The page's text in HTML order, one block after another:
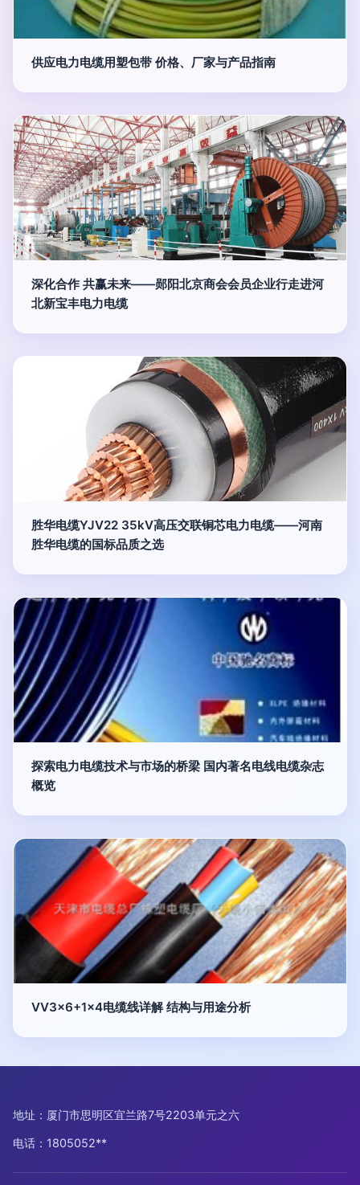
供应电力电缆用塑包带 价格、厂家与产品指南
深化合作 共赢未来——郧阳北京商会会员企业行走进河
北新宝丰电力电缆
胜华电缆YJV22 35kV高压交联铜芯电力电缆——河南
胜华电缆的国标品质之选
探索电力电缆技术与市场的桥梁 国内著名电线电缆杂志
概览
VV3x6+1x4电缆线详解 结构与用途分析
地址：厦门市思明区宜兰路7号2203单元之六
电话：1805052**